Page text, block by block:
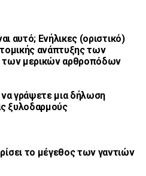
αυτό; Ενήλικες (οριστικό)
ανάπτυξης των
των μερικών αρθροπόδων
να γράψετε μια δήλωση
ξυλοδαρμούς
το μέγεθος των γαντιών